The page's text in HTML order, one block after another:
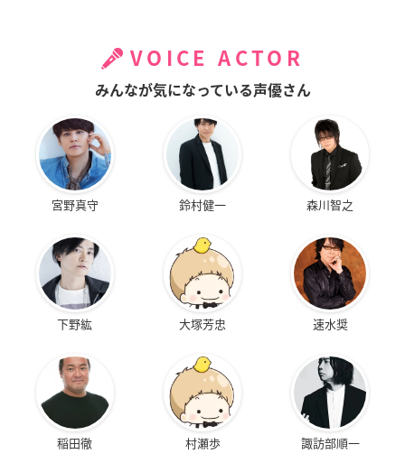
VOICE ACTOR
みんなが気になっている声優さん
宮野真守 鈴村健一 森川智之
下野紘 大塚芳忠 速水奨
稲田徹 村瀬歩 諏訪部順一